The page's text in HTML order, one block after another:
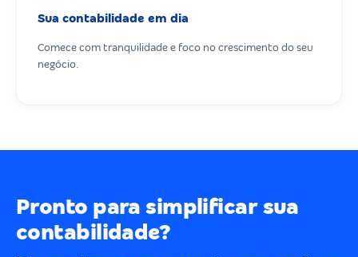
Sua contabilidade em dia
Comece com tranquilidade e foco no crescimento do seu
negócio.
Pronto para simplificar sua
contabilidade?